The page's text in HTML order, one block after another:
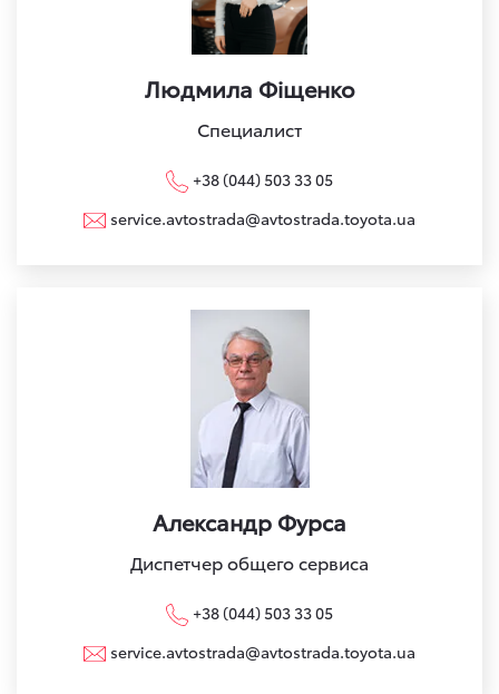
Людмила Фіщенко
Специалист
+38 (044) 503 33 05
service.avtostrada@avtostrada.toyota.ua
Александр Фурса
Диспетчер общего сервиса
+38 (044) 503 33 05
service.avtostrada@avtostrada.toyota.ua